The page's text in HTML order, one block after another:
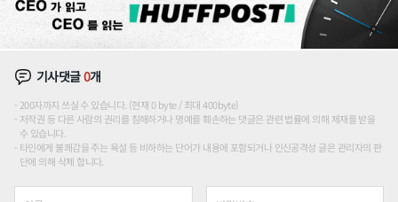
기사댓글0개
200자까지 쓰실 수 있습니다. (현재 0 byte / 최대 400byte)
저작권 등 다른 사람의 권리를 침해하거나 명예를 훼손하는 댓글은 관련 법률에 의해 제재를 받을
수 있습니다.
타인에게 불쾌감을 주는 욕설 등 비하하는 단어가 내용에 포함되거나 인신공격성 글은 관리자의 판
단에 의해 삭제 합니다.